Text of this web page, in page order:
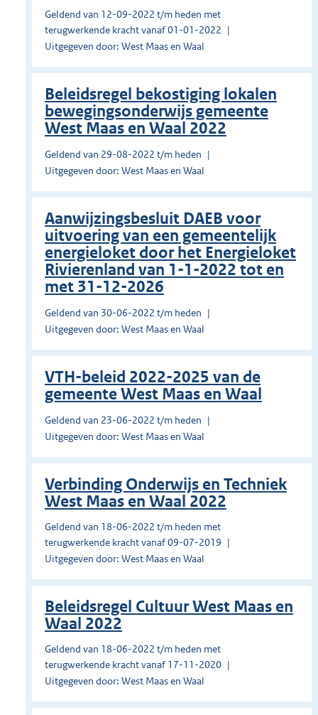
Geldend van 12-09-2022 t/m heden met
terugwerkende kracht vanaf 01-01-2022
Uitgegeven door: West Maas en Waal
Beleidsregel bekostiging lokalen
bewegingsonderwijs gemeente
West Maas en Waal 2022
Geldend van 29-08-2022 t/m heden
Uitgegeven door: West Maas en Waal
Aanwijzingsbesluit DAEB voor
uitvoering van een gemeentelijk
energieloket door het Energieloket
Rivierenland van 1-1-2022 tot en
met 31-12-2026
Geldend van 30-06-2022 t/m heden
Uitgegeven door: West Maas en Waal
VTH-beleid 2022-2025 van de
gemeente West Maas en Waal
Geldend van 23-06-2022 t/m heden
Uitgegeven door: West Maas en Waal
Verbinding Onderwijs en Techniek
West Maas en Waal 2022
Geldend van 18-06-2022 t/m heden met
terugwerkende kracht vanaf 09-07-2019
Uitgegeven door: West Maas en Waal
Beleidsregel Cultuur West Maas en
Waal 2022
Geldend van 18-06-2022 t/m heden met
terugwerkende kracht vanaf 17-11-2020
Uitgegeven door: West Maas en Waal